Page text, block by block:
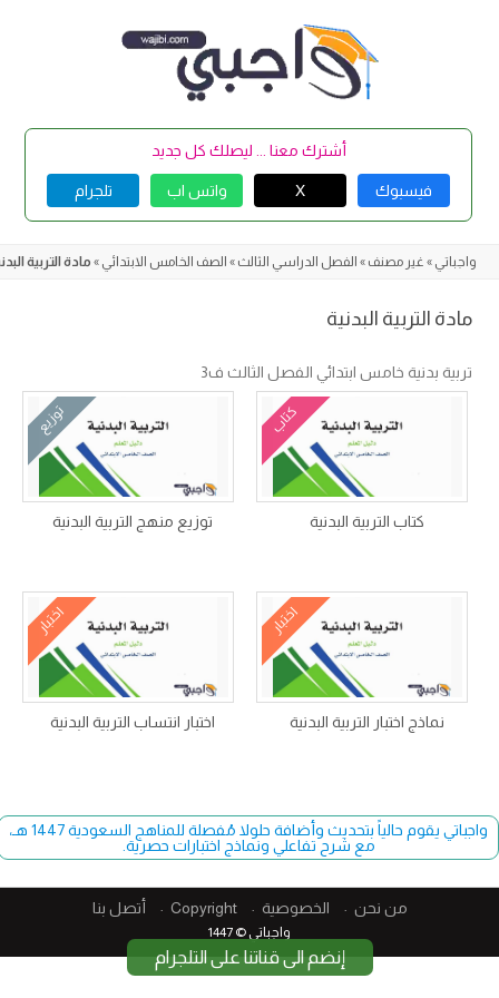
أشترك معنا ... ليصلك كل جديد
فيسبوك X واتس اب تلجرام
إنضم الى قناتنا على التلجرام
واجباتي » غير مصنف » الفصل الدراسي الثالث » الصف الخامس الابتدائي » مادة التربية
مادة التربية البدنية
تربية بدنية خامس ابتدائي الفصل الثالث ف3
كتاب
كتاب التربية البدنية
توزيع
توزيع منهج التربية البدنية
اختبار
نماذج اختبار التربية البدنية
اختبار
اختبار انتساب التربية البدنية
واجباتي يقوم حالياً بتحديث وأضافة حلولا مُفصلة للمناهج السعودية 1447 هـ،
مع شرح تفاعلي ونماذج اختبارات حصرية.
من نحن الخصوصية Copyright​ أتصل بنا
واجباتي © 1447